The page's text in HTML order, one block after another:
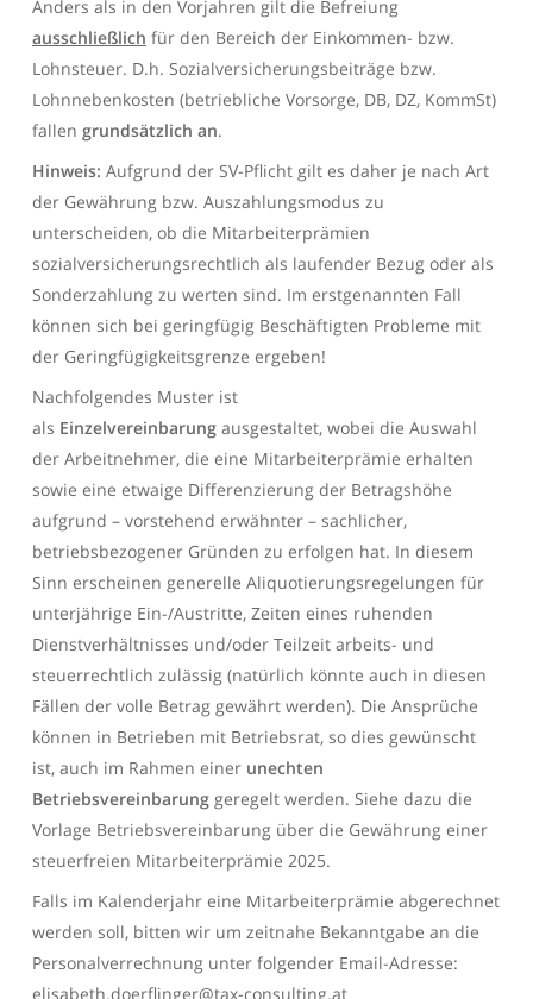
Anders als in den Vorjahren gilt die Befreiung
ausschließlich für den Bereich der Einkommen- bzw.
Lohnsteuer. D.h. Sozialversicherungsbeiträge bzw.
Lohnnebenkosten (betriebliche Vorsorge, DB, DZ, KommSt)
fallengrundsätzlich an.
Hinweis: Aufgrund der SV-Pflicht gilt es daher je nach Art
der Gewährung bzw. Auszahlungsmodus zu
unterscheiden, ob die Mitarbeiterprämien
sozialversicherungsrechtlich als laufender Bezug oder als
Sonderzahlung zu werten sind. Im erstgenannten Fall
können sich bei geringfügig Beschäftigten Probleme mit
der Geringfügigkeitsgrenze ergeben!
Nachfolgendes Muster ist
als Einzelvereinbarung ausgestaltet, wobei die Auswahl
der Arbeitnehmer, die eine Mitarbeiterprämie erhalten
sowie eine etwaige Differenzierung der Betragshöhe
aufgrund – vorstehend erwähnter – sachlicher,
betriebsbezogener Gründen zu erfolgen hat. In diesem
Sinn erscheinen generelle Aliquotierungsregelungen für
unterjährige Ein-/Austritte, Zeiten eines ruhenden
Dienstverhältnisses und/oder Teilzeit arbeits- und
steuerrechtlich zulässig (natürlich könnte auch in diesen
Fällen der volle Betrag gewährt werden). Die Ansprüche
können in Betrieben mit Betriebsrat, so dies gewünscht
ist, auch im Rahmen einer unechten
Betriebsvereinbarung geregelt werden. Siehe dazu die
Vorlage Betriebsvereinbarung über die Gewährung einer
steuerfreien Mitarbeiterprämie 2025.
Falls im Kalenderjahr eine Mitarbeiterprämie abgerechnet
werden soll, bitten wir um zeitnahe Bekanntgabe an die
Personalverrechnung unter folgender Email-Adresse:
elisabeth.doerflinger@tax-consulting.at